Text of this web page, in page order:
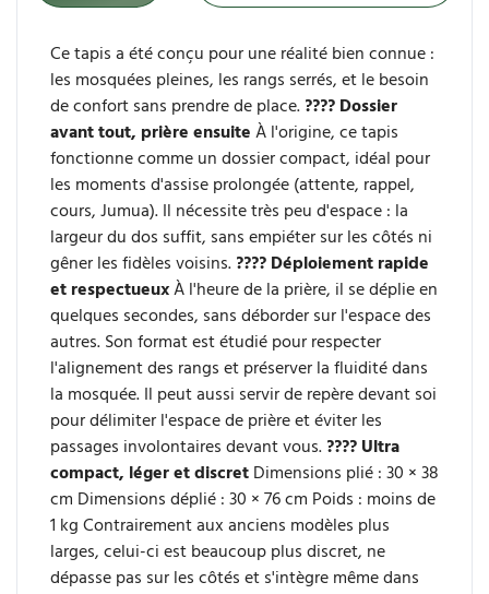
Ce tapis a été conçu pour une réalité bien connue :
les mosquées pleines, les rangs serrés, et le besoin
de confort sans prendre de place.???? Dossier
avant tout, prière ensuiteÀ l'origine, ce tapis
fonctionne comme un dossier compact, idéal pour
les moments d'assise prolongée (attente, rappel,
cours, Jumua).Il nécessite très peu d'espace : la
largeur du dos suffit, sans empiéter sur les côtés ni
gêner les fidèles voisins.???? Déploiement rapide
et respectueuxÀ l'heure de la prière, il se déplie en
quelques secondes, sans déborder sur l'espace des
autres.Son format est étudié pour respecter
l'alignement des rangs et préserver la fluidité dans
la mosquée.Il peut aussi servir de repère devant soi
pour délimiter l'espace de prière et éviter les
passages involontaires devant vous.???? Ultra
compact, léger et discretDimensions plié : 30 × 38
cm Dimensions déplié : 30 × 76 cm Poids : moins de
1 kgContrairement aux anciens modèles plus
larges, celui-ci est beaucoup plus discret, ne
dépasse pas sur les côtés et s'intègre même dans